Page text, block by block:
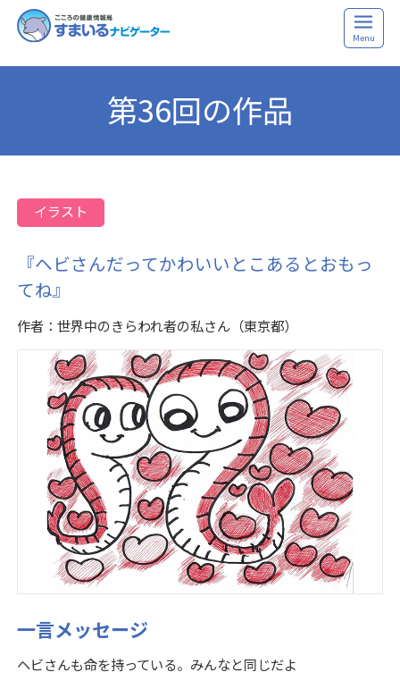
Menu
第36回の作品
イラスト
『ヘビさんだってかわいいとこあるとおもっ
てね』
作者：世界中のきらわれ者の私さん（東京都）
一言メッセージ
ヘビさんも命を持っている。みんなと同じだよ